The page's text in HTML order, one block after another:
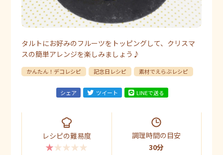
タルトにお好みのフルーツをトッピングして、クリスマ
スの簡単アレンジを楽しみましょう♪
かんたん！デコレシピ 記念日レシピ 素材でえらぶレシピ
シェア ツイート LINEで送る
レシピの難易度
★★★★★
調理時間の目安
30分